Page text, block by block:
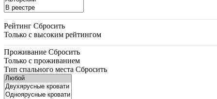
Рейтинг Сбросить
Только с высоким рейтингом
Проживание Сбросить
Только с проживанием
Тип спального места Сбросить